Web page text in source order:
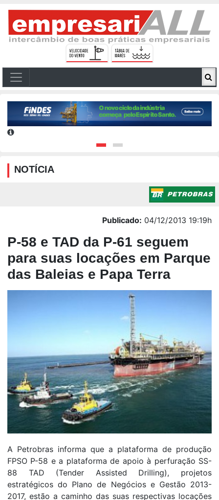
NOTÍCIA
Publicado: 04/12/2013 19:19h
P-58 e TAD da P-61 seguem
para suas locações em Parque
das Baleias e Papa Terra
A Petrobras informa que a plataforma de produção
FPSO P-58 e a plataforma de apoio à perfuração SS-
88 TAD (Tender Assisted Drilling), projetos
estratégicos do Plano de Negócios e Gestão 2013-
2017, estão a caminho das suas respectivas locações